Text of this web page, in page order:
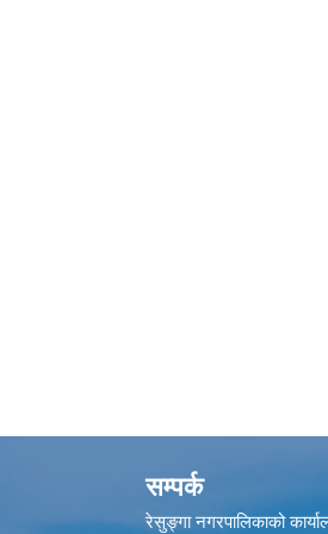
सम्पर्क
रेसुङ्गा नगरपालिकाको